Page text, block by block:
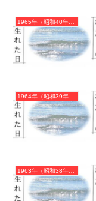
1965年（昭和40年）乙巳（きのとみ）・巳年（へび年）カレンダー（月曜はじまり）
1964年（昭和39年）甲辰（きのえたつ）・辰年（たつ年）カレンダー（月曜はじまり）
1963年（昭和38年）癸卯（みずのとう）・卯年（うさぎ年）カレンダー（月曜はじまり）